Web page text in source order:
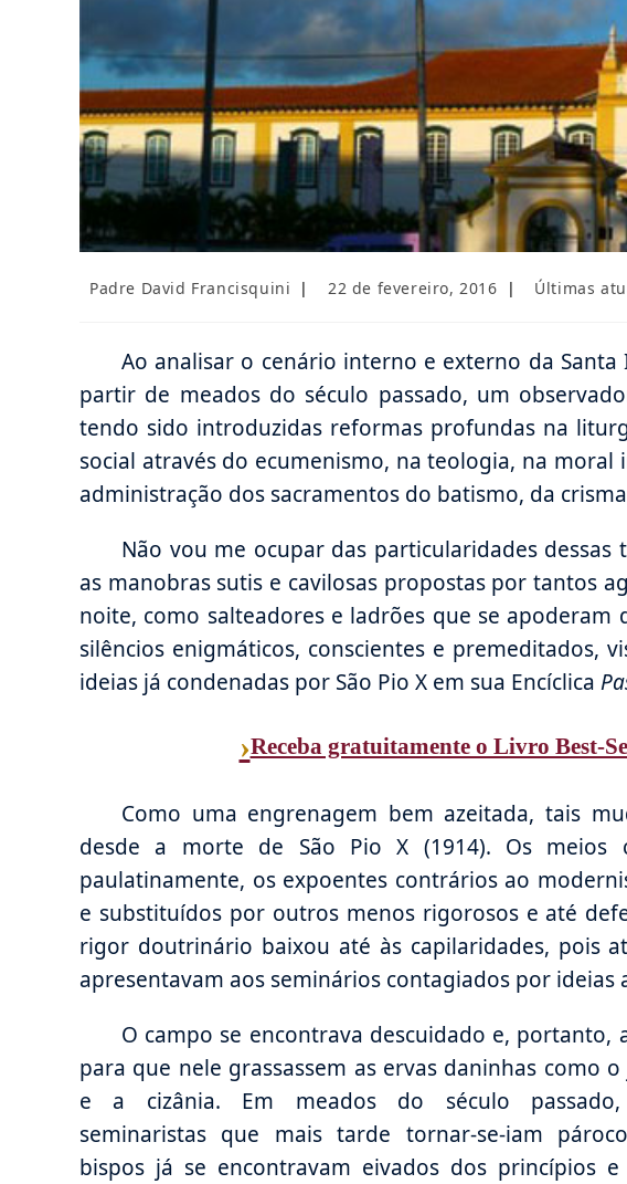
Autor
Padre David Francisquini
Post
22 de fevereiro, 2016
Categoria
Últimas
Ao analisar o cenário interno e externo da Santa
partir de meados do século passado, um
tendo sido introduzidas reformas profundas na
social através do ecumenismo, na teologia, na
administração dos sacramentos do batismo, da
Não vou me ocupar das particularidades
as manobras sutis e cavilosas propostas por tantos
noite, como salteadores e ladrões que se apoderam
silêncios enigmáticos, conscientes e premeditados,
ideias já condenadas por São Pio X em sua Encíclica
›Receba gratuitamente o Livro Best-
Como uma engrenagem bem azeitada, tais
desde a morte de São Pio X (1914). Os meios
paulatinamente, os expoentes contrários ao
e substituídos por outros menos rigorosos e até
rigor doutrinário baixou até às capilaridades, pois
apresentavam aos seminários contagiados por ideias
O campo se encontrava descuidado e, portanto,
para que nele grassassem as ervas daninhas como
e a cizânia. Em meados do século
seminaristas que mais tarde tornar-se-iam
bispos já se encontravam eivados dos princípios e